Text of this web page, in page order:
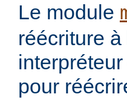
Le module
réécriture
pour